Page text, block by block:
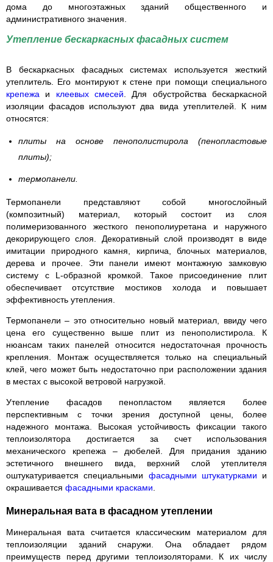
дома до многоэтажных зданий общественного и
административного значения.
Утепление бескаркасных фасадных систем
В бескаркасных фасадных системах используется жесткий
утеплитель. Его монтируют к стене при помощи специального
крепежа и клеевых смесей . Для обустройства бескаркасной
изоляции фасадов используют два вида утеплителей. К ним
относятся:
плиты на основе пенополистирола (пенопластовые
плиты);
термопанели.
Термопанели представляют собой многослойный
(композитный) материал, который состоит из слоя
полимеризованного жесткого пенополиуретана и наружного
декорирующего слоя. Декоративный слой производят в виде
имитации природного камня, кирпича, блочных материалов,
дерева и прочее. Эти панели имеют монтажную замковую
систему с L-образной кромкой. Такое присоединение плит
обеспечивает отсутствие мостиков холода и повышает
эффективность утепления.
Термопанели – это относительно новый материал, ввиду чего
цена его существенно выше плит из пенополистирола. К
нюансам таких панелей относится недостаточная прочность
крепления. Монтаж осуществляется только на специальный
клей, чего может быть недостаточно при расположении здания
в местах с высокой ветровой нагрузкой.
Утепление фасадов пенопластом является более
перспективным с точки зрения доступной цены, более
надежного монтажа. Высокая устойчивость фиксации такого
теплоизолятора достигается за счет использования
механического крепежа – дюбелей. Для придания зданию
эстетичного внешнего вида, верхний слой утеплителя
оштукатуривается специальными фасадными штукатурками и
окрашивается фасадными красками
Минеральная вата в фасадном утеплении
Минеральная вата считается классическим материалом для
теплоизоляции зданий снаружи. Она обладает рядом
преимуществ перед другими теплоизоляторами. К их числу